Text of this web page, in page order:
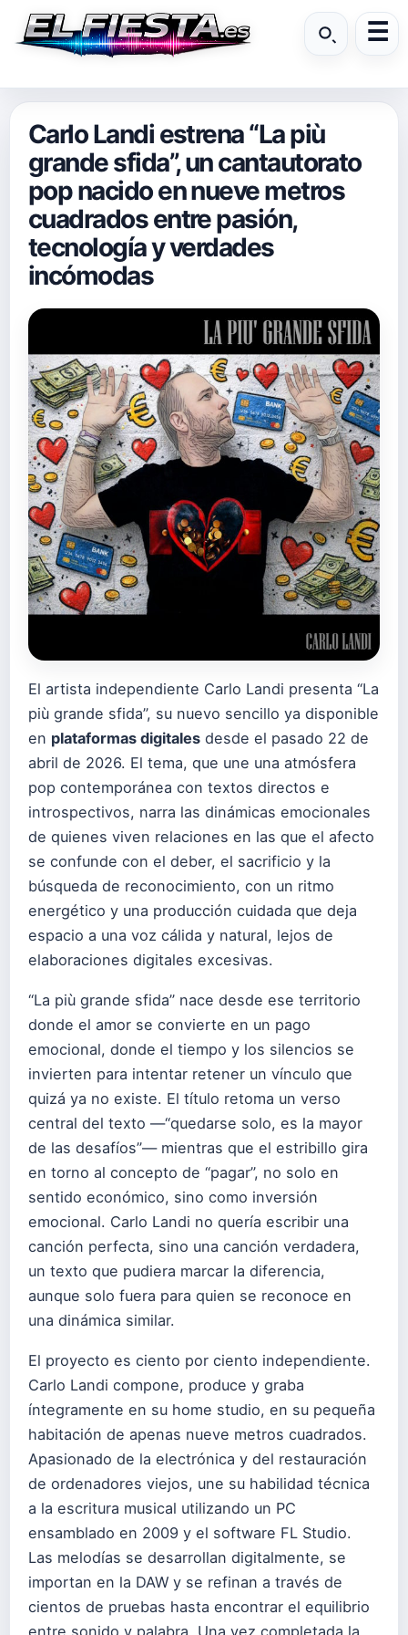
Carlo Landi estrena “La più
grande sfida”, un cantautorato
pop nacido en nueve metros
cuadrados entre pasión,
tecnología y verdades
incómodas
El artista independiente Carlo Landi presenta “La
più grande sfida”, su nuevo sencillo ya disponible
en plataformas digitales desde el pasado 22 de
abril de 2026. El tema, que une una atmósfera
pop contemporánea con textos directos e
introspectivos, narra las dinámicas emocionales
de quienes viven relaciones en las que el afecto
se confunde con el deber, el sacrificio y la
búsqueda de reconocimiento, con un ritmo
energético y una producción cuidada que deja
espacio a una voz cálida y natural, lejos de
elaboraciones digitales excesivas.
“La più grande sfida” nace desde ese territorio
donde el amor se convierte en un pago
emocional, donde el tiempo y los silencios se
invierten para intentar retener un vínculo que
quizá ya no existe. El título retoma un verso
central del texto —“quedarse solo, es la mayor
de las desafíos”— mientras que el estribillo gira
en torno al concepto de “pagar”, no solo en
sentido económico, sino como inversión
emocional. Carlo Landi no quería escribir una
canción perfecta, sino una canción verdadera,
un texto que pudiera marcar la diferencia,
aunque solo fuera para quien se reconoce en
una dinámica similar.
El proyecto es ciento por ciento independiente.
Carlo Landi compone, produce y graba
íntegramente en su home studio, en su pequeña
habitación de apenas nueve metros cuadrados.
Apasionado de la electrónica y del restauración
de ordenadores viejos, une su habilidad técnica
a la escritura musical utilizando un PC
ensamblado en 2009 y el software FL Studio.
Las melodías se desarrollan digitalmente, se
importan en la DAW y se refinan a través de
cientos de pruebas hasta encontrar el equilibrio